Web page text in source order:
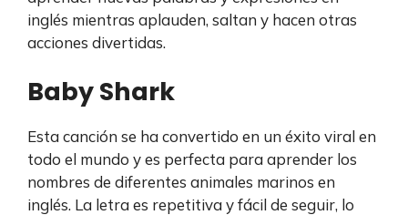
inglés mientras aplauden, saltan y hacen otras
acciones divertidas.
Baby Shark
Esta canción se ha convertido en un éxito viral en
todo el mundo y es perfecta para aprender los
nombres de diferentes animales marinos en
inglés. La letra es repetitiva y fácil de seguir, lo